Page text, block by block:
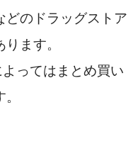
どのドラッグストア
ます。
ってはまとめ買い